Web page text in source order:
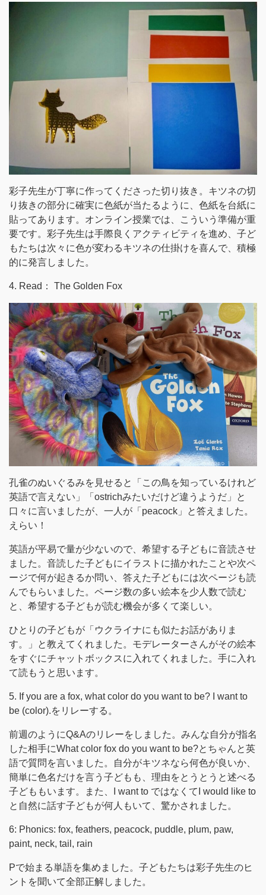
彩子先生が丁寧に作ってくださった切り抜き。キツネの切
り抜きの部分に確実に色紙が当たるように、色紙を台紙に
貼ってあります。オンライン授業では、こういう準備が重
要です。彩子先生は手際良くアクティビティを進め、子ど
もたちは次々に色が変わるキツネの仕掛けを喜んで、積極
的に発言しました。
4. Read： The Golden Fox
孔雀のぬいぐるみを見せると「この鳥を知っているけれど
英語で言えない」「ostrichみたいだけど違うようだ」と
口々に言いましたが、一人が「peacock」と答えました。
えらい！
英語が平易で量が少ないので、希望する子どもに音読させ
ました。音読した子どもにイラストに描かれたことや次ペ
ージで何が起きるか問い、答えた子どもには次ページも読
んでもらいました。ページ数の多い絵本を少人数で読む
と、希望する子どもが読む機会が多くて楽しい。
ひとりの子どもが「ウクライナにも似たお話がありま
す。」と教えてくれました。モデレーターさんがその絵本
をすぐにチャットボックスに入れてくれました。手に入れ
て読もうと思います。
5. If you are a fox, what color do you want to be? I want to
be (color).をリレーする。
前週のようにQ&Aのリレーをしました。みんな自分が指名
した相手にWhat color fox do you want to be?とちゃんと英
語で質問を言いました。自分がキツネなら何色が良いか、
簡単に色名だけを言う子どもも、理由をとうとうと述べる
子どももいます。また、I want to ではなくてI would like to
と自然に話す子どもが何人もいて、驚かされました。
6: Phonics: fox, feathers, peacock, puddle, plum, paw,
paint, neck, tail, rain
Pで始まる単語を集めました。子どもたちは彩子先生のヒ
ントを聞いて全部正解しました。